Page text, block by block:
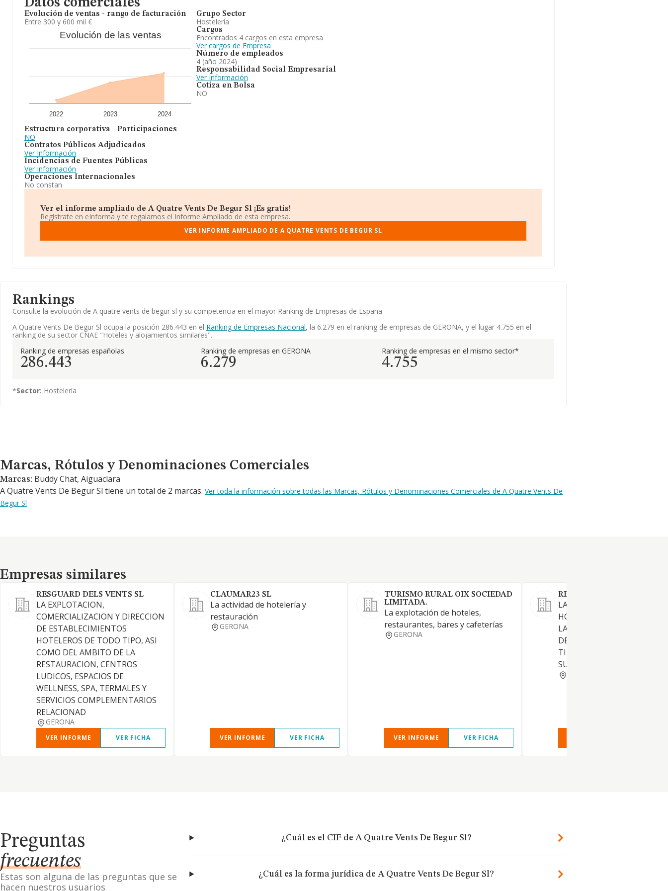
Datos comerciales
Evolución de ventas - rango de facturación
Entre 300 y 600 mil €
Evolución de las ventas
2022 2023 2024
Estructura corporativa - Participaciones
NO
Contratos Públicos Adjudicados
Ver Información
Incidencias de Fuentes Públicas
Ver Información
Operaciones Internacionales
No constan
Grupo Sector
Hostelería
Cargos
Encontrados 4 cargos en esta empresa
Ver cargos de Empresa
Número de empleados
4 (año 2024)
Responsabilidad Social Empresarial
Ver Información
Cotiza en Bolsa
NO
Ver el informe ampliado de A Quatre Vents De Begur Sl ¡Es gratis!
Regístrate en eInforma y te regalamos el Informe Ampliado de esta empresa.
VER INFORME AMPLIADO DE A QUATRE VENTS DE BEGUR SL
Rankings
Consulte la evolución de A quatre vents de begur sl y su competencia en el mayor Ranking de Empresas de España
A Quatre Vents De Begur Sl ocupa la posición 286.443 en el Ranking de Empresas Nacional, la 6.279 en el ranking de empresas de GERONA, y el lugar 4.755 en el
ranking de su sector CNAE "Hoteles y alojamientos similares".
Ranking de empresas españolas
286.443
Ranking de empresas en GERONA
6.279
Ranking de empresas en el mismo sector*
4.755
*Sector: Hostelería
Marcas, Rótulos y Denominaciones Comerciales
Marcas, Rótulos y Denominaciones Comerciales
Marcas: Buddy Chat, Aiguaclara
A Quatre Vents De Begur Sl tiene un total de 2 marcas. Ver toda la información sobre todas las Marcas, Rótulos y Denominaciones Comerciales de A Quatre Vents De
Begur Sl
Empresas similares
Empresas similares
RESGUARD DELS VENTS SL
LA EXPLOTACION,
COMERCIALIZACION Y DIRECCION
DE ESTABLECIMIENTOS
HOTELEROS DE TODO TIPO, ASI
COMO DEL AMBITO DE LA
RESTAURACION, CENTROS
LUDICOS, ESPACIOS DE
WELLNESS, SPA, TERMALES Y
SERVICIOS COMPLEMENTARIOS
RELACIONAD
GERONA
VER INFORME VER FICHA
CLAUMAR23 SL
La actividad de hotelería y
restauración
GERONA
VER INFORME VER FICHA
TURISMO RURAL OIX SOCIEDAD
LIMITADA.
La explotación de hoteles,
restaurantes, bares y cafeterías
GERONA
VER INFORME VER FICHA
RESTAURACIO CALDENCS
LAS ACTIVIDADES DE BAR,
HOSTELERIA Y
LAS ACTIVIDADES CONEXAS
DERIVADAS, ASI COMO LAS
TIEMPO LIBRE Y OCIO EN
SUS MODALIDADES
Preguntas
frecuentes
Estas son alguna de las preguntas que se
hacen nuestros usuarios
¿Cuál es el CIF de A Quatre Vents De Begur Sl?
¿Cuál es la forma jurídica de A Quatre Vents De Begur Sl?